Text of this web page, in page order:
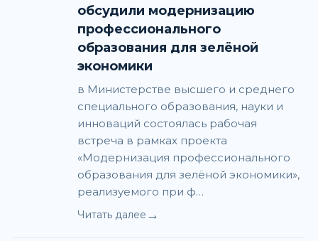
обсудили модернизацию
профессионального
образования для зелёной
экономики
в Министерстве высшего и среднего
специального образования, науки и
инноваций состоялась рабочая
встреча в рамках проекта
«Модернизация профессионального
образования для зелёной экономики»,
реализуемого при ф…
Читать далее →